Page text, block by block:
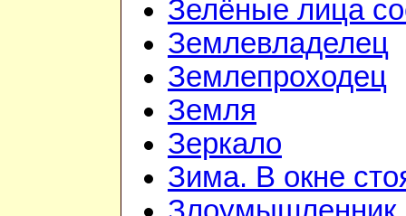
Зелёные лица
Землевладелец
Землепроходец
Земля
Зеркало
Зима. В окне